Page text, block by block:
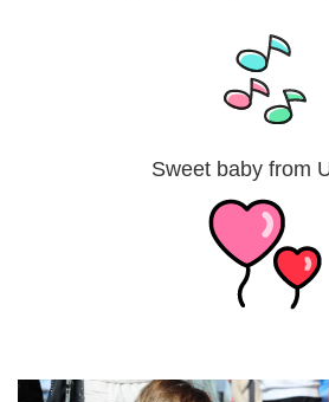
Sweet baby from